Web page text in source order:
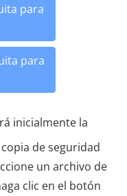
para
para
inicialmente la
de seguridad
un archivo de
clic en el botón